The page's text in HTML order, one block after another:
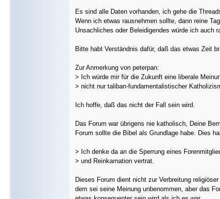
Es sind alle Daten vorhanden, ich gehe die
Wenn ich etwas rausnehmen sollte, dann reine
Unsachliches oder Beleidigendes würde ich auch
Bitte habt Verständnis dafür, daß das etwas Zeit
Zur Anmerkung von peterpan:
> Ich würde mir für die Zukunft eine liberale
> nicht nur taliban-fundamentalistischer
Ich hoffe, daß das nicht der Fall sein wird.
Das Forum war übrigens nie katholisch, Deine
Forum sollte die Bibel als Grundlage habe. Dies
> Ich denke da an die Sperrung eines
> und Reinkarnation vertrat.
Dieses Forum dient nicht zur Verbreitung
dem sei seine Meinung unbenommen, aber das